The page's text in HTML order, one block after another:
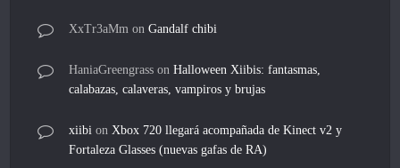
XxTr3aMm onGandalf chibi
HaniaGreengrass onHalloween Xiibis: fantasmas,
calabazas, calaveras, vampiros y brujas
xiibi onXbox 720 llegará acompañada de Kinect v2 y
Fortaleza Glasses (nuevas gafas de RA)